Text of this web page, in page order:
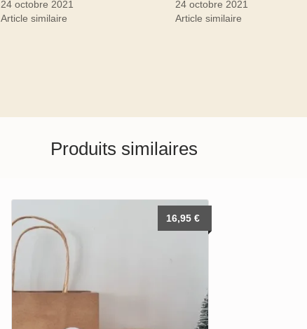
24 octobre 2021
Article similaire
24 octobre 2021
Article similaire
Produits similaires
16,95 €